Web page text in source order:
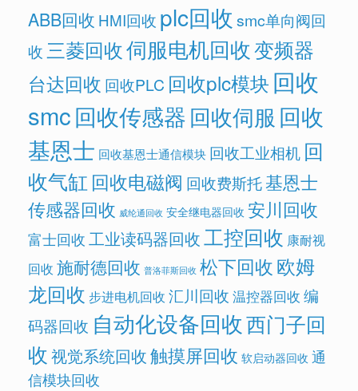
ABB回收 HMI回收 plc回收 smc单向阀回
收三菱回收伺服电机回收变频器
台达回收 回收PLC 回收plc模块 回收
smc回收传感器回收伺服 回收
基恩士 回收基恩士通信模块 回收工业相机 回
收气缸 回收电磁阀 回收费斯托基恩士
传感器回收 威纶通回收 安全继电器回收 安川回收
富士回收工业读码器回收工控回收 康耐视
回收 施耐德回收 普洛菲斯回收 松下回收欧姆
龙回收 步进电机回收 汇川回收 温控器回收 编
码器回收 自动化设备回收西门子回
收视觉系统回收触摸屏回收 软启动器回收 通
信模块回收